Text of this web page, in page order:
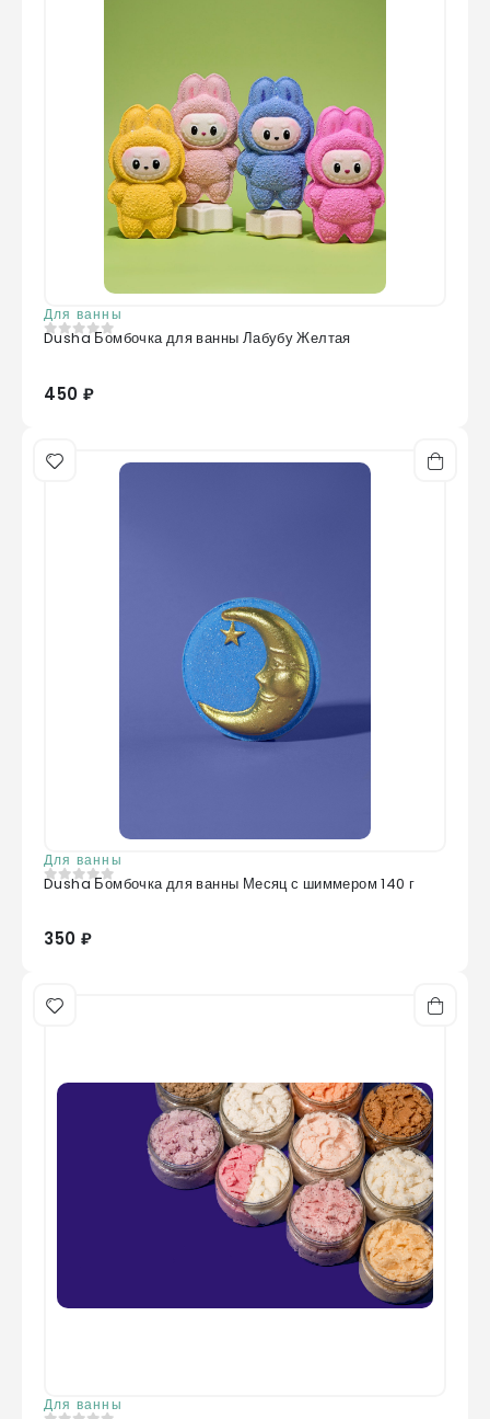
Для ванны
0 из 5
Dusha Бомбочка для ванны Лабубу Желтая
450 ₽
Для ванны
0 из 5 Dusha Бомбочка для ванны Месяц с шиммером 140 г
350 ₽
Для ванны